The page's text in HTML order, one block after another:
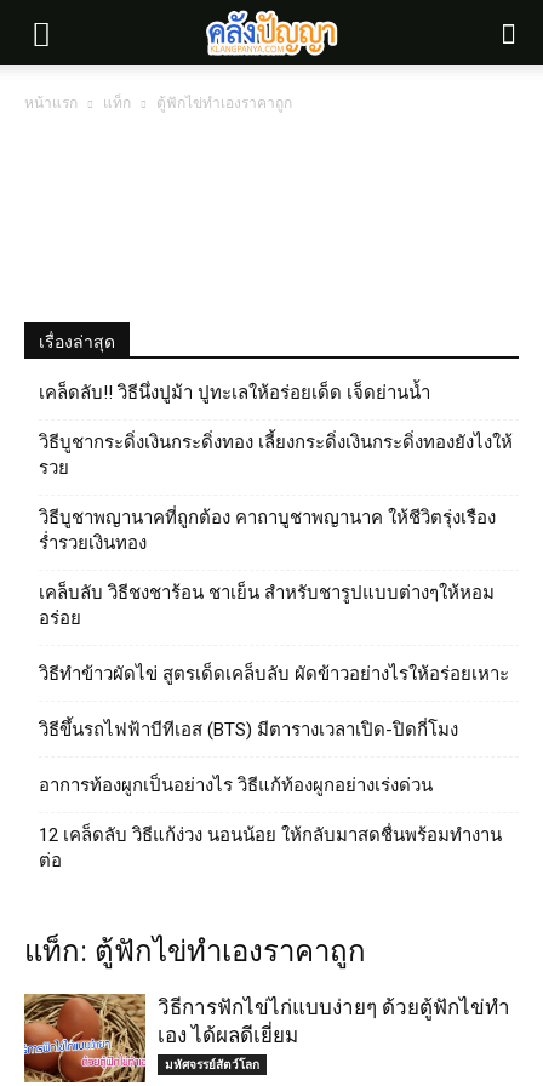
หน้าแรก แท็ก ตู้ฟักไข่ทําเองราคาถูก
แท็ก: ตู้ฟักไข่ทําเองราคาถูก
วิธีการฟักไข่ไก่แบบง่ายๆ ด้วยตู้ฟักไข่ทํา
เอง ได้ผลดีเยี่ยม
มหัศจรรย์สัตว์โลก
เรื่องล่าสุด
เคล็ดลับ!! วิธีนึ่งปูม้า ปูทะเลให้อร่อยเด็ด เจ็ดย่านน้ำ
วิธีบูชากระดิ่งเงินกระดิ่งทอง เลี้ยงกระดิ่งเงินกระดิ่งทองยังไงให้
รวย
วิธีบูชาพญานาคที่ถูกต้อง คาถาบูชาพญานาค ให้ชีวิตรุ่งเรือง
ร่ำรวยเงินทอง
เคล็บลับ วิธีชงชาร้อน ชาเย็น สำหรับชารูปแบบต่างๆให้หอม
อร่อย
วิธีทําข้าวผัดไข่ สูตรเด็ดเคล็บลับ ผัดข้าวอย่างไรให้อร่อยเหาะ
วิธีขึ้นรถไฟฟ้าบีทีเอส (BTS) มีตารางเวลาเปิด-ปิดกี่โมง
อาการท้องผูกเป็นอย่างไร วิธีแก้ท้องผูกอย่างเร่งด่วน
12 เคล็ดลับ วิธีแก้ง่วง นอนน้อย ให้กลับมาสดชื่นพร้อมทำงาน
ต่อ